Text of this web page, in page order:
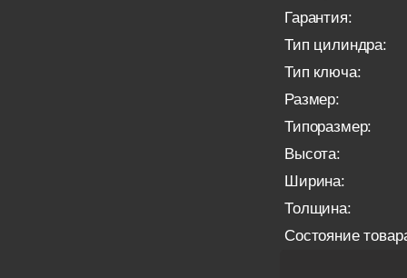
Гарантия:
Тип цилиндра:
Тип ключа:
Размер:
Типоразмер:
Высота:
Ширина:
Толщина:
Состояние